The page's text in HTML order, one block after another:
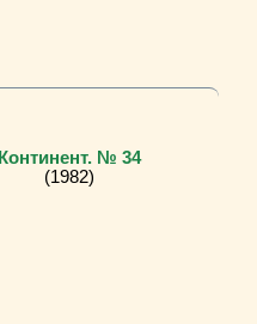
Континент. № 34
(1982)